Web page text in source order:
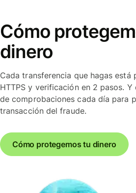
Cómo
dinero
Cada transferencia que hagas
HTTPS y verificación en 2 pasos.
de comprobaciones cada día para
transacción del fraude.
Cómo protegemos tu dinero